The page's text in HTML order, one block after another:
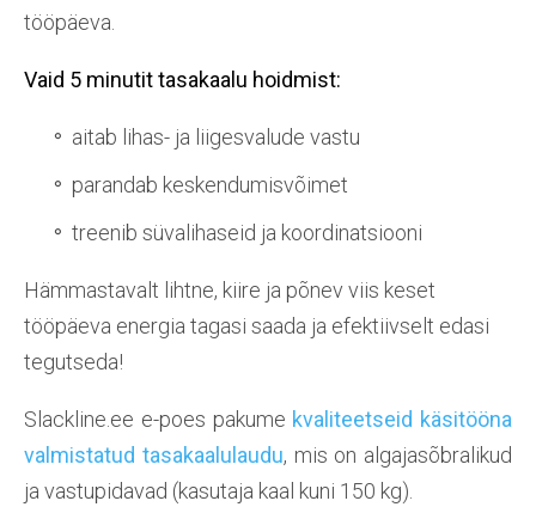
tööpäeva.
Vaid 5 minutit tasakaalu hoidmist:
aitab lihas- ja liigesvalude vastu
parandab keskendumisvõimet
treenib süvalihaseid ja koordinatsiooni
Hämmastavalt lihtne, kiire ja põnev viis keset
tööpäeva energia tagasi saada ja efektiivselt edasi
tegutseda!
Slackline.ee e-poes pakume kvaliteetseid käsitööna
valmistatud tasakaalulaudu, mis on algajasõbralikud
ja vastupidavad (kasutaja kaal kuni 150 kg).